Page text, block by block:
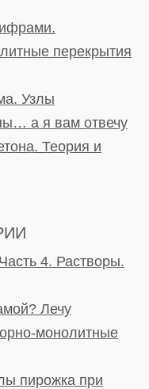
перекрытия
Узлы
а я вам отвечу
Теория и
4. Растворы.
Лечу
монолитные
пирожка при